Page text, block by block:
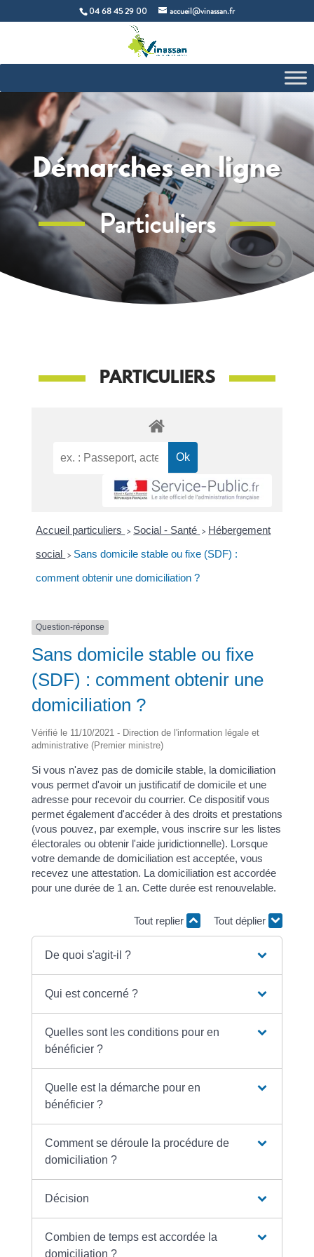
04 68 45 29 00 accueil@vinassan.fr
Démarches en ligne
Particuliers
PARTICULIERS
Accueil particuliers > Social - Santé > Hébergement
social > Sans domicile stable ou fixe (SDF) :
comment obtenir une domiciliation ?
Question-réponse
Sans domicile stable ou fixe
(SDF) : comment obtenir une
domiciliation ?
Vérifié le 11/10/2021 - Direction de l'information légale et
administrative (Premier ministre)
Si vous n'avez pas de domicile stable, la domiciliation
vous permet d'avoir un justificatif de domicile et une
adresse pour recevoir du courrier. Ce dispositif vous
permet également d'accéder à des droits et prestations
(vous pouvez, par exemple, vous inscrire sur les listes
électorales ou obtenir l'aide juridictionnelle). Lorsque
votre demande de domiciliation est acceptée, vous
recevez une attestation. La domiciliation est accordée
pour une durée de 1 an. Cette durée est renouvelable.
Tout replier Tout déplier
De quoi s'agit-il ?
Qui est concerné ?
Quelles sont les conditions pour en
bénéficier ?
Quelle est la démarche pour en
bénéficier ?
Comment se déroule la procédure de
domiciliation ?
Décision
Combien de temps est accordée la
domiciliation ?